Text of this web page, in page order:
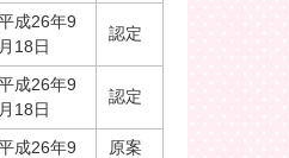
成26年9
月18日
認定
成26年9
月18日
認定
成26年9
原案